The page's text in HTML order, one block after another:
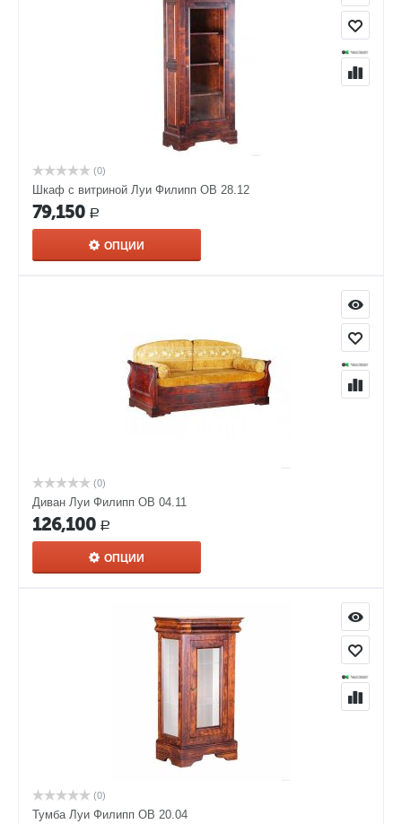
(0)
Шкаф с витриной Луи Филипп ОВ 28.12
79,150 Р
ОПЦИИ
(0)
Диван Луи Филипп ОВ 04.11
126,100 Р
ОПЦИИ
(0)
Тумба Луи Филипп ОВ 20.04